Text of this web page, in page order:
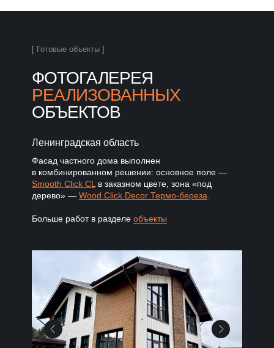
ФОТОГАЛЕРЕЯ
РЕАЛИЗОВАННЫХ
ОБЪЕКТОВ
[ Готовые объекты ]
Фасад частного дома выполнен
в комбинированном решении: основное поле —
Smooth Click CL в заказном цвете, зона «под
дерево» — Wood Click Decor Термо-береза
Больше работ в разделе объекты
Ленинградская область